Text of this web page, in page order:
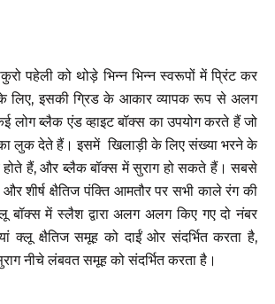
पहेली को थोड़े भिन्न भिन्न स्वरूपों में प्रिंट कर
लिए, इसकी ग्रिड के आकार व्यापक रूप से अलग
ब्लैक एंड व्हाइट बॉक्स का उपयोग करते हैं जो
लुक देते हैं। इसमें खिलाड़ी के लिए संख्या भरने के
होते हैं, और ब्लैक बॉक्स में सुराग हो सकते हैं। सबसे
शीर्ष क्षैतिज पंक्ति आमतौर पर सभी काले रंग की
बॉक्स में स्लैश द्वारा अलग अलग किए गए दो नंबर
क्लू क्षैतिज समूह को दाईं ओर संदर्भित करता है,
नीचे लंबवत समूह को संदर्भित करता है।